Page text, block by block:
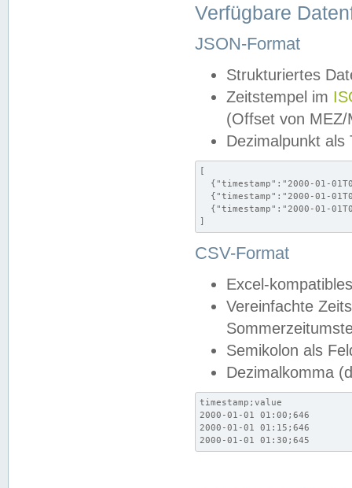
Verfügbare
JSON-Format
Strukturiertes
Zeitstempel im
(Offset von MEZ/
Dezimalpunkt als
[
{"timestamp":"2000-01-
{"timestamp":"2000-01-
{"timestamp":"2000-01-
]
CSV-Format
Excel-
Vereinfachte
Semikolon als
Dezimalkomma
timestamp;value
2000-01-01 01:00;646
2000-01-01 01:15;646
2000-01-01 01:30;645